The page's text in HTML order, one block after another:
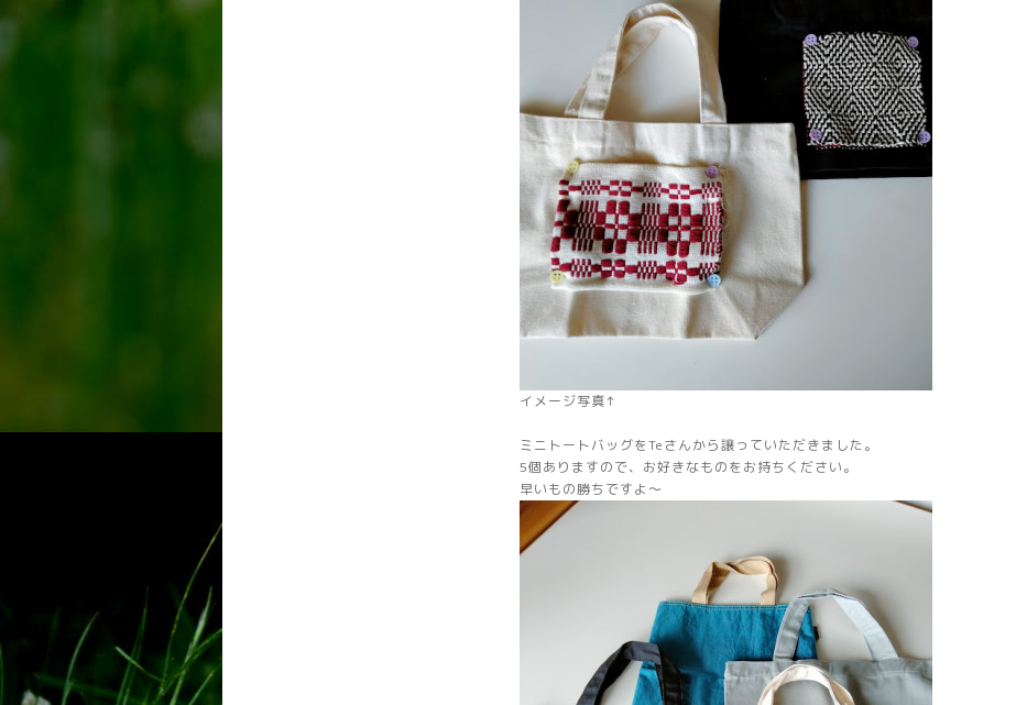
イメージ写真↑
ミニトートバッグをTeさんから譲っていただきました。
5個ありますので、お好きなものをお持ちください。
早いもの勝ちですよ～